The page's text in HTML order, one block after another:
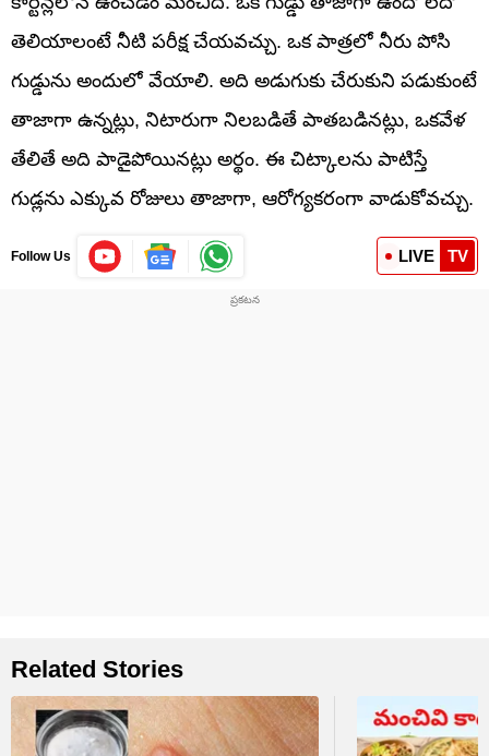
తెలియాలంటే నీటి పరీక్ష చేయవచ్చు. ఒక పాత్రలో నీరు పోసి
గుడ్డును అందులో వేయాలి. అది అడుగుకు చేరుకుని పడుకుంటే
తాజాగా ఉన్నట్లు, నిటారుగా నిలబడితే పాతబడినట్లు, ఒకవేళ
తేలితే అది పాడైపోయినట్లు అర్థం. ఈ చిట్కాలను పాటిస్తే
గుడ్లను ఎక్కువ రోజులు తాజాగా, ఆరోగ్యకరంగా వాడుకోవచ్చు.
Follow Us LIVE TV
Related Stories